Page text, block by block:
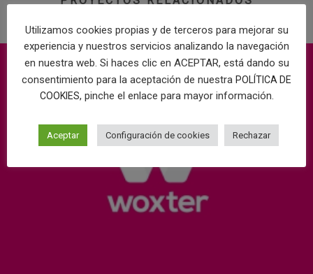
Utilizamos cookies propias y de terceros para mejorar su
experiencia y nuestros servicios analizando la navegación
en nuestra web. Si haces clic en ACEPTAR, está dando su
consentimiento para la aceptación de nuestra POLÍTICA DE
COOKIES, pinche el enlace para mayor información.
Aceptar Configuración de cookies Rechazar